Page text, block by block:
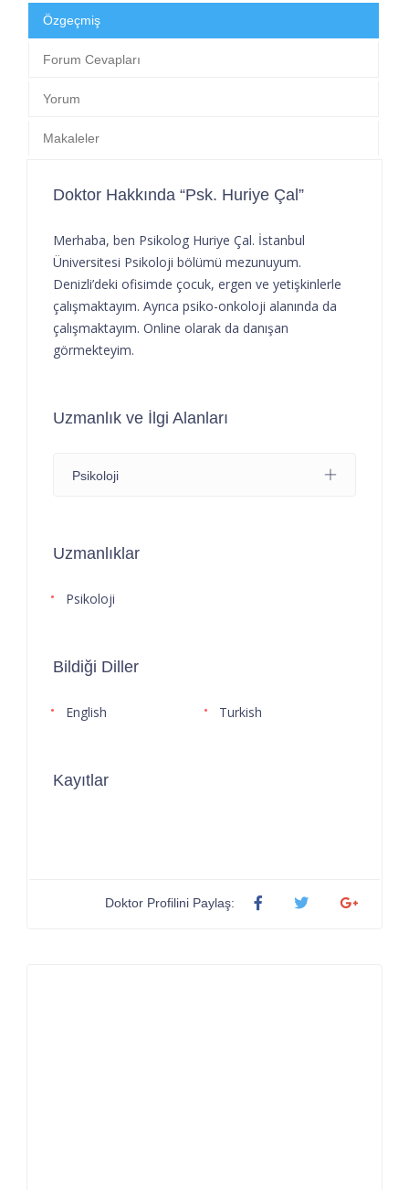
Özgeçmiş
Forum Cevapları
Yorum
Makaleler
Doktor Hakkında “Psk. Huriye Çal”
Merhaba, ben Psikolog Huriye Çal. İstanbul
Üniversitesi Psikoloji bölümü mezunuyum.
Denizli’deki ofisimde çocuk, ergen ve yetişkinlerle
çalışmaktayım. Ayrıca psiko-onkoloji alanında da
çalışmaktayım. Online olarak da danışan
görmekteyim.
Uzmanlık ve İlgi Alanları
Psikoloji
Uzmanlıklar
Psikoloji
Bildiği Diller
English Turkish
Kayıtlar
Doktor Profilini Paylaş: